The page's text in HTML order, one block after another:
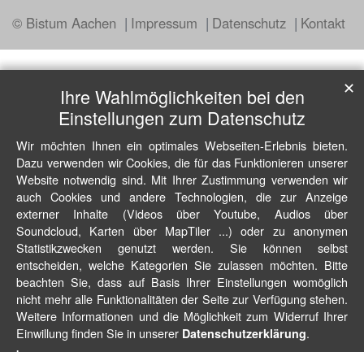
© Bistum Aachen Impressum Datenschutz Kontakt
Ihre Wahlmöglichkeiten bei den
Einstellungen zum Datenschutz
Wir möchten Ihnen ein optimales Webseiten-Erlebnis bieten.
Dazu verwenden wir Cookies, die für das Funktionieren unserer
Website notwendig sind. Mit Ihrer Zustimmung verwenden wir
auch Cookies und andere Technologien, die zur Anzeige
externer Inhalte (Videos über Youtube, Audios über
Soundcloud, Karten über MapTiler ...) oder zu anonymen
Statistikzwecken genutzt werden. Sie können selbst
entscheiden, welche Kategorien Sie zulassen möchten. Bitte
beachten Sie, dass auf Basis Ihrer Einstellungen womöglich
nicht mehr alle Funktionalitäten der Seite zur Verfügung stehen.
Weitere Informationen und die Möglichkeit zum Widerruf Ihrer
Einwillung finden Sie in unserer Datenschutzerklärung.
✕